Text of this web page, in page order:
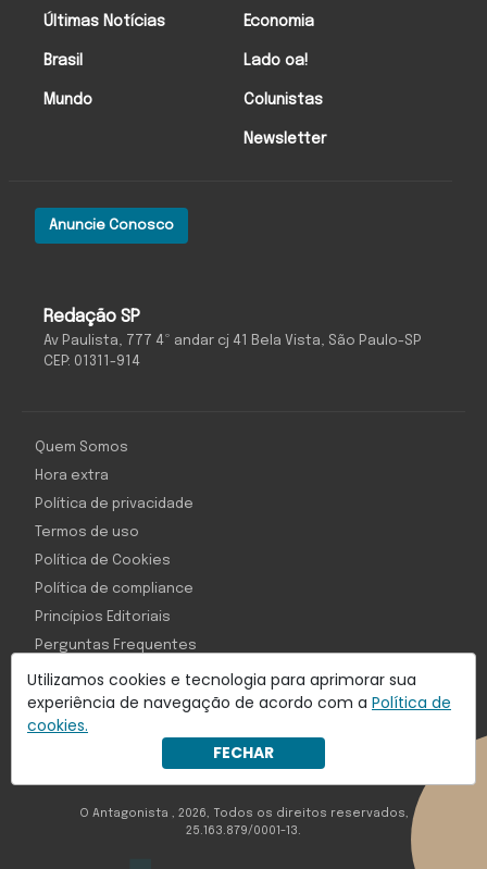
Utilizamos cookies e tecnologia para aprimorar sua
experiência de navegação de acordo com a Política de
cookies.
FECHAR
Redação SP
Av Paulista, 777 4º andar cj 41 Bela Vista, São Paulo-SP
CEP: 01311-914
Anuncie Conosco
Últimas Notícias
Brasil
Mundo
Economia
Lado oa!
Colunistas
Newsletter
Com inteligência e tecnologia:
Object1ve - Marketing Solution
Quem Somos
Hora extra
Política de privacidade
Termos de uso
Política de Cookies
Política de compliance
Princípios Editoriais
Perguntas Frequentes
O Antagonista , 2026, Todos os direitos reservados,
25.163.879/0001-13.